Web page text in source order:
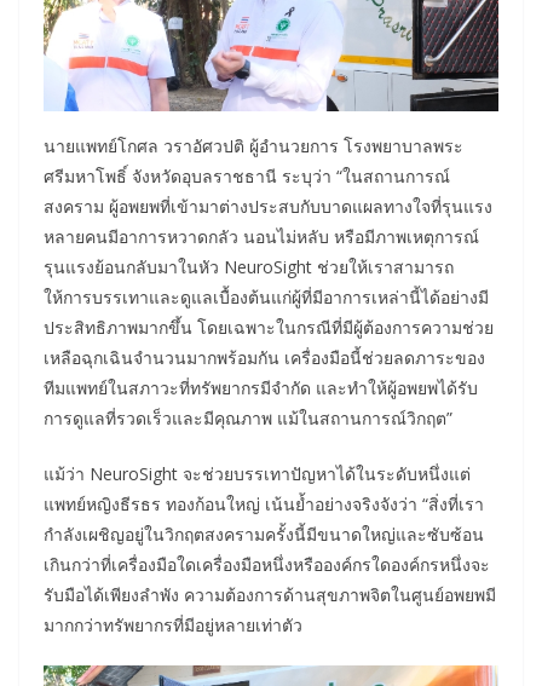
นายแพทย์โกศล วราอัศวปติ ผู้อำนวยการ โรงพยาบาลพระ
ศรีมหาโพธิ์ จังหวัดอุบลราชธานี ระบุว่า “ในสถานการณ์
สงคราม ผู้อพยพที่เข้ามาต่างประสบกับบาดแผลทางใจที่รุนแรง
หลายคนมีอาการหวาดกลัว นอนไม่หลับ หรือมีภาพเหตุการณ์
รุนแรงย้อนกลับมาในหัว NeuroSight ช่วยให้เราสามารถ
ให้การบรรเทาและดูแลเบื้องต้นแก่ผู้ที่มีอาการเหล่านี้ได้อย่างมี
ประสิทธิภาพมากขึ้น โดยเฉพาะในกรณีที่มีผู้ต้องการความช่วย
เหลือฉุกเฉินจำนวนมากพร้อมกัน เครื่องมือนี้ช่วยลดภาระของ
ทีมแพทย์ในสภาวะที่ทรัพยากรมีจำกัด และทำให้ผู้อพยพได้รับ
การดูแลที่รวดเร็วและมีคุณภาพ แม้ในสถานการณ์วิกฤต”
แม้ว่า NeuroSight จะช่วยบรรเทาปัญหาได้ในระดับหนึ่งแต่
แพทย์หญิงธีรธร ทองก้อนใหญ่ เน้นย้ำอย่างจริงจังว่า “สิ่งที่เรา
กำลังเผชิญอยู่ในวิกฤตสงครามครั้งนี้มีขนาดใหญ่และซับซ้อน
เกินกว่าที่เครื่องมือใดเครื่องมือหนึ่งหรือองค์กรใดองค์กรหนึ่งจะ
รับมือได้เพียงลำพัง ความต้องการด้านสุขภาพจิตในศูนย์อพยพมี
มากกว่าทรัพยากรที่มีอยู่หลายเท่าตัว